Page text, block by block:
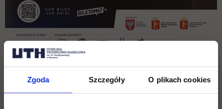
Zgoda Szczegóły O plikach cookies